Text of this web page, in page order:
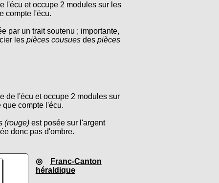
l'écu et occupe 2 modules sur les
compte l'écu.
par un trait soutenu ; importante,
les pièces cousuesdes pièces
de l'écu et occupe 2 modules sur
compte l'écu.
(rouge)est posée sur l'argent
donc pas d'ombre.
◎
Franc-Canton
héraldique